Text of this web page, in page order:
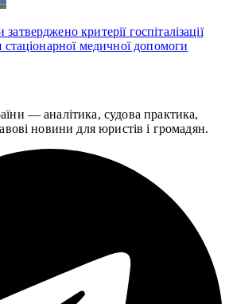
критерії госпіталізації
стаціонарної медичної допомоги
— аналітика, судова практика,
новини для юристів і громадян.